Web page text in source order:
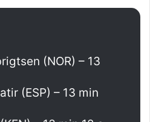
(NOR) – 13
(ESP) – 13 min